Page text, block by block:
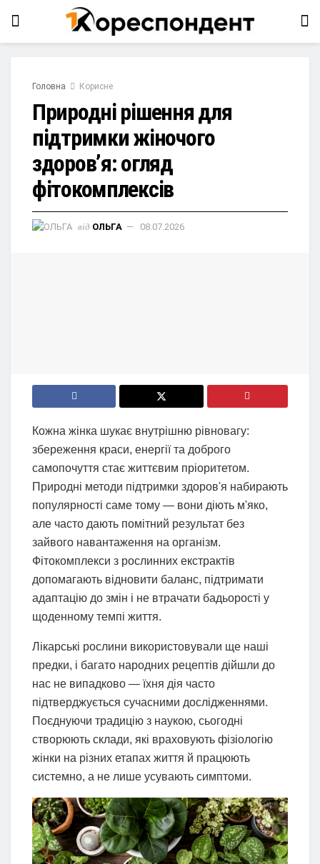
Головна Корисне
Природні рішення для
підтримки жіночого
здоров’я: огляд
фітокомплексів
від ОЛЬГА 08.07.2026
Кожна жінка шукає внутрішню рівновагу:
збереження краси, енергії та доброго
самопочуття стає життєвим пріоритетом.
Природні методи підтримки здоров'я набирають
популярності саме тому — вони діють м'яко,
але часто дають помітний результат без
зайвого навантаження на організм.
Фітокомплекси з рослинних екстрактів
допомагають відновити баланс, підтримати
адаптацію до змін і не втрачати бадьорості у
щоденному темпі життя.
Лікарські рослини використовували ще наші
предки, і багато народних рецептів дійшли до
нас не випадково — їхня дія часто
підтверджується сучасними дослідженнями.
Поєднуючи традицію з наукою, сьогодні
створюють склади, які враховують фізіологію
жінки на різних етапах життя й працюють
системно, а не лише усувають симптоми.